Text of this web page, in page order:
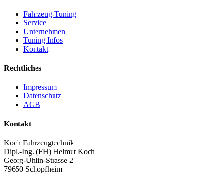
Fahrzeug-Tuning
Service
Unternehmen
Tuning Infos
Kontakt
Rechtliches
Impressum
Datenschutz
AGB
Kontakt
Koch Fahrzeugtechnik
Dipl.-Ing. (FH) Helmut Koch
Georg-Ühlin-Strasse 2
79650 Schopfheim